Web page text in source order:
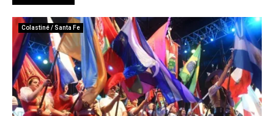
Colastiné / Santa Fe